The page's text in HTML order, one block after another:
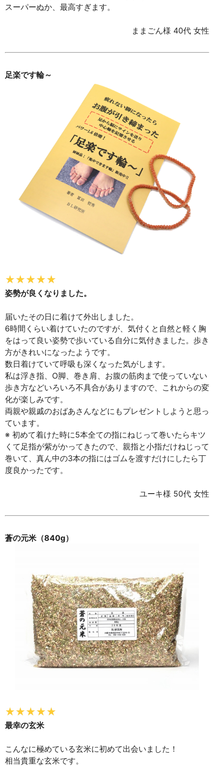
スーパーぬか、最高すぎます。
ままごん様 40代 女性
足楽です輪～
姿勢が良くなりました。
届いたその日に着けて外出しました。
6時間くらい着けていたのですが、気付くと自然と軽く胸
をはって良い姿勢で歩いている自分に気付きました。歩き
方がきれいになったようです。
数日着けていて呼吸も深くなった気がします。
私は浮き指、O脚、巻き肩、お腹の筋肉まで使っていない
歩き方などいろいろ不具合がありますので、これからの変
化が楽しみです。
両親や親戚のおばあさんなどにもプレゼントしようと思っ
ています。
※ 初めて着けた時に5本全ての指にねじって巻いたらキツ
くて足指が紫がかってきたので、親指と小指だけねじって
巻いて、真ん中の3本の指にはゴムを渡すだけにしたら丁
度良かったです。
ユーキ様 50代 女性
蒼の元米（840g）
最幸の玄米
こんなに極めている玄米に初めて出会いました！
相当貴重な玄米です。